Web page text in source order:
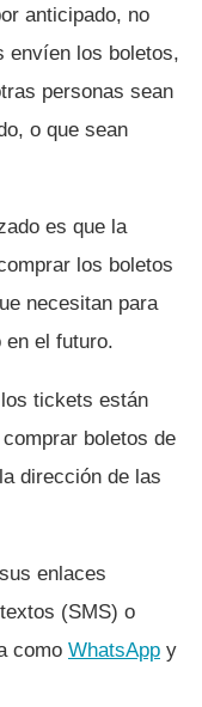
anticipado, no
enví­en los boletos,
personas sean
o que sean
es que la
los boletos
necesitan para
en el futuro.
tickets están
boletos de
dirección de las
enlaces
(SMS) o
como WhatsApp y